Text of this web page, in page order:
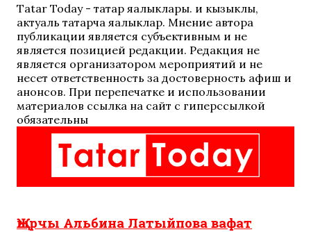
Tatar Today - татар яңалыклары. иң кызыклы,
актуаль татарча яңалыклар. Мнение автора
публикации является субъективным и не
является позицией редакции. Редакция не
является организатором мероприятий и не
несет ответственность за достоверность афиш и
анонсов. При перепечатке и использовании
материалов ссылка на сайт с гиперссылкой
обязательны
Җырчы Альбина Латыйпова вафат